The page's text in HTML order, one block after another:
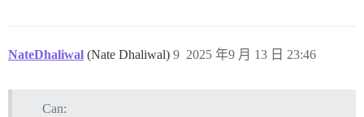
NateDhaliwal (Nate Dhaliwal) 2025 年9 月 13 日 23:46
9
Can: